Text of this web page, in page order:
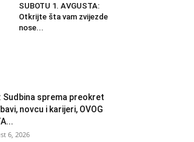
SUBOTU 1. AVGUSTA:
Otkrijte šta vam zvijezde
nose...
Sudbina sprema preokret
novcu i karijeri, OVOG
6, 2026